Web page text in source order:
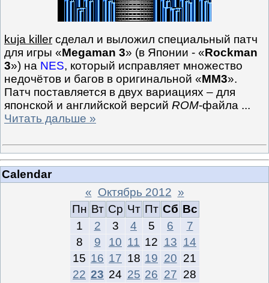
kuja killer сделал и выложил специальный патч
для игры «Megaman 3» (в Японии - «Rockman
3») на NES, который исправляет множество
недочётов и багов в оригинальной «MM3».
Патч поставляется в двух вариациях – для
японской и английской версий ROM-файла ...
Читать дальше »
Calendar
« Октябрь 2012 »
Пн Вт Ср Чт Пт Сб Вс
1
2 3 4 5 6
7
8
9 10 11 12 13 14
15 16 17 18 19 20 21
22 23 24 25 26 27 28